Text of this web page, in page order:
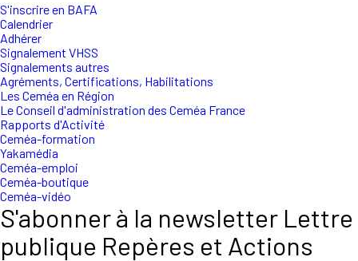
S'inscrire en BAFA
Calendrier
Adhérer
Signalement VHSS
Signalements autres
Agréments, Certifications, Habilitations
Les Ceméa en Région
Le Conseil d'administration des Ceméa France
Rapports d'Activité
Ceméa-formation
Yakamédia
Ceméa-emploi
Ceméa-boutique
Ceméa-vidéo
S'abonner à la newsletter Lettre
publique Repères et Actions